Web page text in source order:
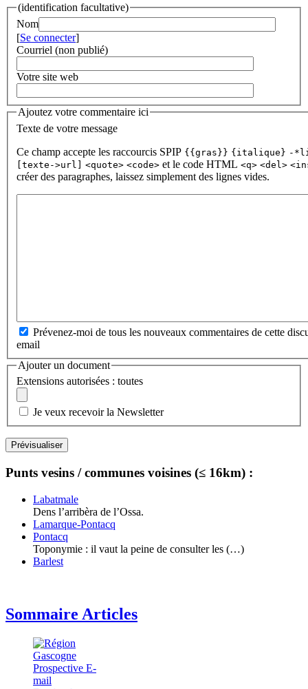
(identification facultative)
Nom
[Se connecter]
Courriel (non publié)
Votre site web
Ajoutez votre commentaire ici
Texte de votre message
Ce champ accepte les raccourcis SPIP {{gras}} {italique} -
[texte->url] <quote> <code> et le code HTML <q> <del>
créer des paragraphes, laissez simplement des lignes vides.
Prévenez-moi de tous les nouveaux commentaires de cette
email
Ajouter un document
Extensions autorisées : toutes
Je veux recevoir la Newsletter
Punts vesins / communes voisines (≤ 16km) :
Labatmale
Dens l’arribèra de l’Ossa.
Lamarque-Pontacq
Pontacq
Toponymie : il vaut la peine de consulter les (…)
Barlest
Sommaire Articles